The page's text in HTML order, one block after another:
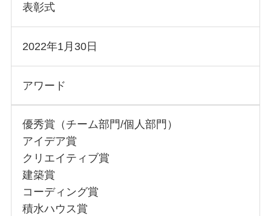
表彰式
2022年1月30日
アワード
優秀賞（チーム部門/個人部門）
アイデア賞
クリエイティブ賞
建築賞
コーディング賞
積水ハウス賞